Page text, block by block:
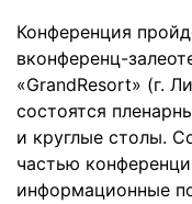
Конференция
вконференц-
«GrandResort» (г.
состоятся
и круглые столы.
частью
информационные